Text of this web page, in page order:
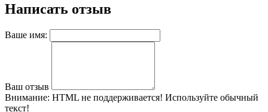
Написать отзыв
Ваше имя:
Ваш отзыв
Внимание: HTML не поддерживается! Используйте обычный
текст!